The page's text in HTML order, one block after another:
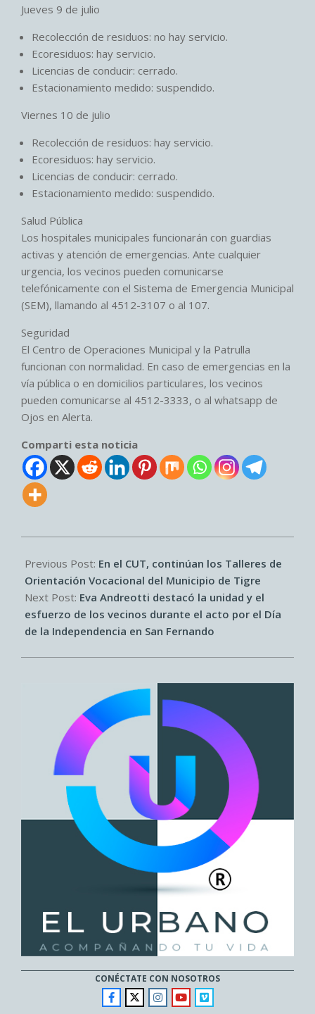
Jueves 9 de julio
Recolección de residuos: no hay servicio.
Ecoresiduos: hay servicio.
Licencias de conducir: cerrado.
Estacionamiento medido: suspendido.
Viernes 10 de julio
Recolección de residuos: hay servicio.
Ecoresiduos: hay servicio.
Licencias de conducir: cerrado.
Estacionamiento medido: suspendido.
Salud Pública
Los hospitales municipales funcionarán con guardias
activas y atención de emergencias. Ante cualquier
urgencia, los vecinos pueden comunicarse
telefónicamente con el Sistema de Emergencia Municipal
(SEM), llamando al 4512-3107 o al 107.
Seguridad
El Centro de Operaciones Municipal y la Patrulla
funcionan con normalidad. En caso de emergencias en la
vía pública o en domicilios particulares, los vecinos
pueden comunicarse al 4512-3333, o al whatsapp de
Ojos en Alerta.
Comparti esta noticia
07-
09
Previous Post: En el CUT, continúan los Talleres de
Orientación Vocacional del Municipio de Tigre
Next Post: Eva Andreotti destacó la unidad y el
esfuerzo de los vecinos durante el acto por el Día
de la Independencia en San Fernando
CONÉCTATE CON NOSOTROS